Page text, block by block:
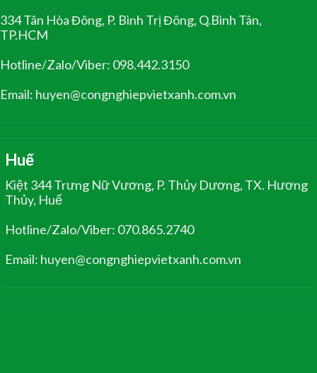
334 Tân Hòa Đông, P. Bình Trị Đông, Q.Bình Tân,
TP.HCM
Hotline/Zalo/Viber: 098.442.3150
Email: huyen@congnghiepvietxanh.com.vn
Huế
Kiệt 344 Trưng Nữ Vương, P. Thủy Dương, TX. Hương
Thủy, Huế
Hotline/Zalo/Viber: 070.865.2740
Email: huyen@congnghiepvietxanh.com.vn